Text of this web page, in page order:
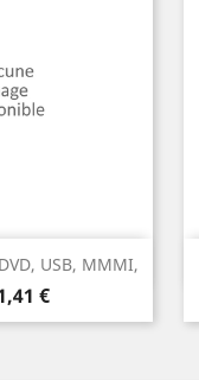
USB, MMMI,
€
rapide